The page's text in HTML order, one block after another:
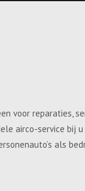
voor reparaties,
airco-service bij u
als